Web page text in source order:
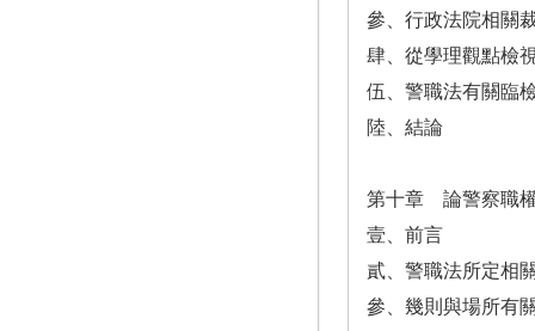
參、行政法院相關
肆、從學理觀點檢
伍、警職法有關臨
陸、結論
第十章 論警察職
壹、前言
貳、警職法所定相
參、幾則與場所有